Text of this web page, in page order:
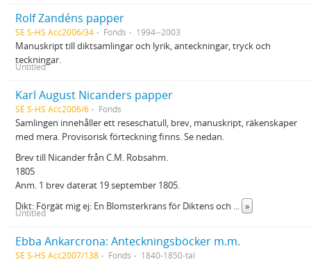
Rolf Zandéns papper
SE S-HS Acc2006/34 Fonds 1994--2003
Manuskript till diktsamlingar och lyrik, anteckningar, tryck och
teckningar.
Untitled
Karl August Nicanders papper
SE S-HS Acc2006/6 Fonds
Samlingen innehåller ett reseschatull, brev, manuskript, räkenskaper
med mera. Provisorisk förteckning finns. Se nedan.
Brev till Nicander från C.M. Robsahm.
1805
Anm. 1 brev daterat 19 september 1805.
Dikt: Förgät mig ej: En Blomsterkrans för Diktens och ... »
Untitled
Ebba Ankarcrona: Anteckningsböcker m.m.
SE S-HS Acc2007/138 Fonds 1840-1850-tal